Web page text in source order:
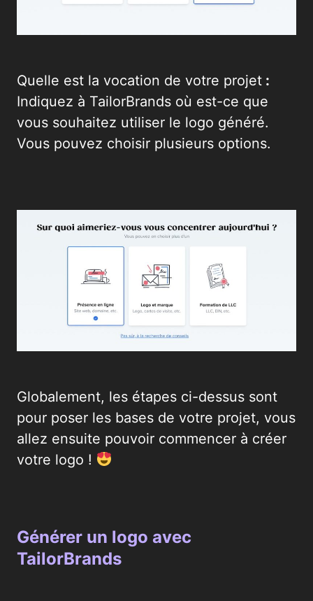
Quelle est la vocation de votre projet :
Indiquez à TailorBrands où est-ce que
vous souhaitez utiliser le logo généré.
Vous pouvez choisir plusieurs options.
Globalement, les étapes ci-dessus sont
pour poser les bases de votre projet, vous
allez ensuite pouvoir commencer à créer
votre logo !
Générer un logo avec
TailorBrands